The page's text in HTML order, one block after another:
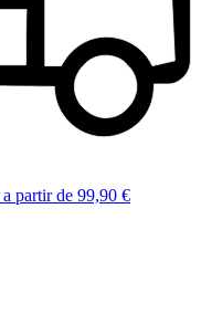
a partir de 99,90 €